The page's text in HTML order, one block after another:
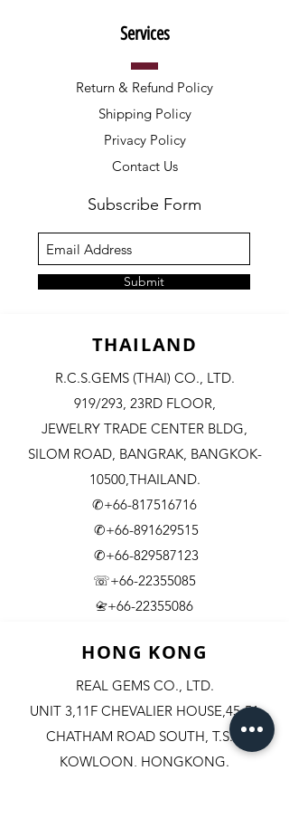
Services
Return & Refund Policy
Shipping Policy
Privacy Policy
Contact Us
Subscribe Form
Submit
THAILAND
R.C.S.GEMS (THAI) CO., LTD.
919/293, 23RD FLOOR,
JEWELRY TRADE CENTER BLDG,
SILOM ROAD, BANGRAK, BANGKOK-
10500,THAILAND.
✆+66-817516716
✆+66-891629515
✆+66-829587123
☏+66-22355085
📇​+66-22355086
HONG KONG
REAL GEMS CO., LTD.
UNIT 3,11F CHEVALIER HOUSE,45-51
CHATHAM ROAD SOUTH, T.S.T.
KOWLOON, HONGKONG.